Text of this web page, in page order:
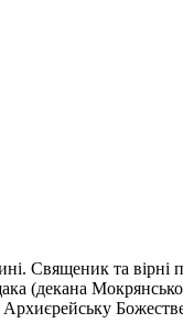
Священик та вірні
(декана